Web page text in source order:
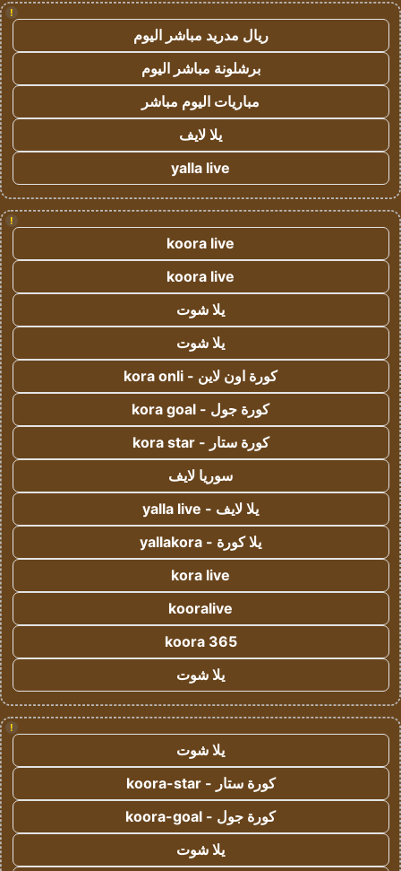
!
ريال مدريد مباشر اليوم
برشلونة مباشر اليوم
مباريات اليوم مباشر
يلا لايف
yalla live
!
koora live
koora live
يلا شوت
يلا شوت
كورة اون لاين - kora onli
كورة جول - kora goal
كورة ستار - kora star
سوريا لايف
يلا لايف - yalla live
يلا كورة - yallakora
kora live
kooralive
koora 365
يلا شوت
!
يلا شوت
كورة ستار - koora-star
كورة جول - koora-goal
يلا شوت